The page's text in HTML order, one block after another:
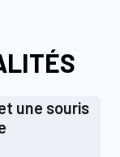
une souris